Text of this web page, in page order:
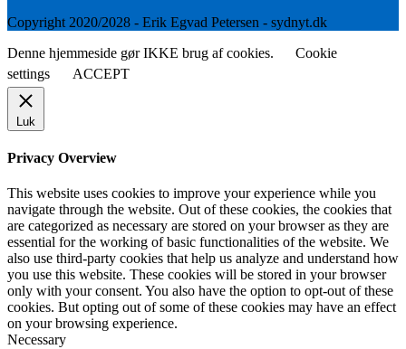
Copyright 2020/2028 - Erik Egvad Petersen - sydnyt.dk
Denne hjemmeside gør IKKE brug af cookies.
Cookie
settings
ACCEPT
Luk
Privacy Overview
This website uses cookies to improve your experience while you
navigate through the website. Out of these cookies, the cookies that
are categorized as necessary are stored on your browser as they are
essential for the working of basic functionalities of the website. We
also use third-party cookies that help us analyze and understand how
you use this website. These cookies will be stored in your browser
only with your consent. You also have the option to opt-out of these
cookies. But opting out of some of these cookies may have an effect
on your browsing experience.
Necessary